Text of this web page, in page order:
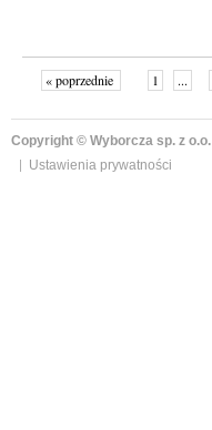
« poprzednie 1 ...
Copyright © Wyborcza sp. z o.o.
Ustawienia prywatności